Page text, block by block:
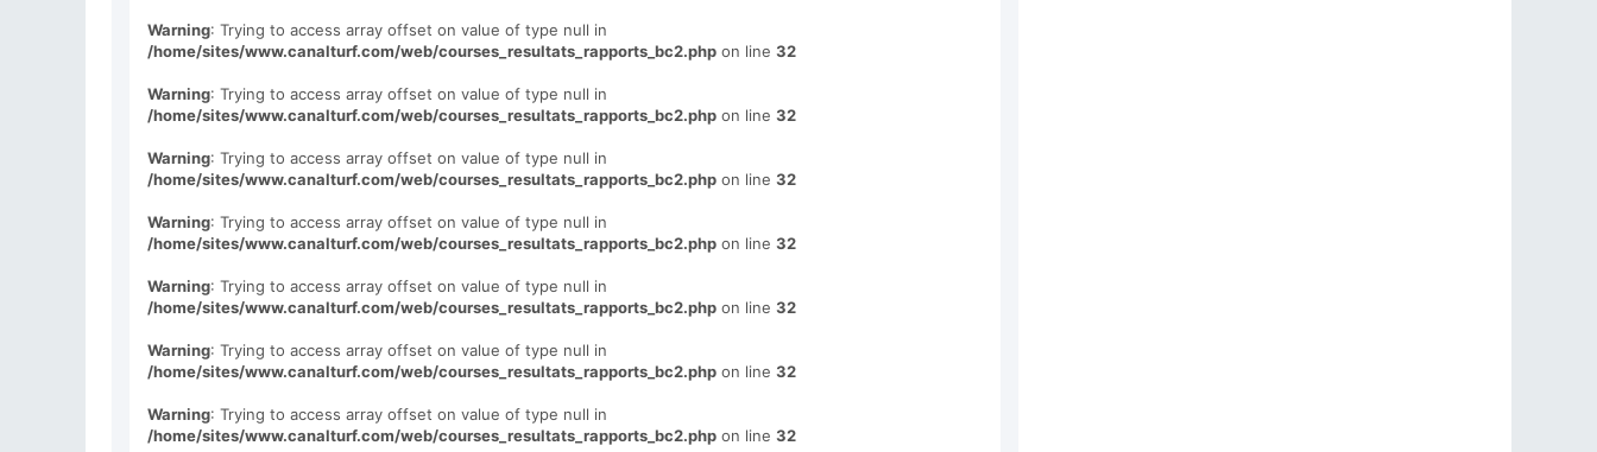
Warning: Trying to access array offset on value of type null in
/home/sites/www.canalturf.com/web/courses_resultats_rapports_bc2.php on line 32
Warning: Trying to access array offset on value of type null in
/home/sites/www.canalturf.com/web/courses_resultats_rapports_bc2.php on line 32
Warning: Trying to access array offset on value of type null in
/home/sites/www.canalturf.com/web/courses_resultats_rapports_bc2.php on line 32
Warning: Trying to access array offset on value of type null in
/home/sites/www.canalturf.com/web/courses_resultats_rapports_bc2.php on line 32
Warning: Trying to access array offset on value of type null in
/home/sites/www.canalturf.com/web/courses_resultats_rapports_bc2.php on line 32
Warning: Trying to access array offset on value of type null in
/home/sites/www.canalturf.com/web/courses_resultats_rapports_bc2.php on line 32
Warning: Trying to access array offset on value of type null in
/home/sites/www.canalturf.com/web/courses_resultats_rapports_bc2.php on line 32